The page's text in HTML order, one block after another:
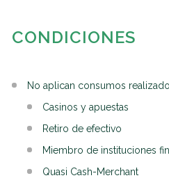
CONDICIONES
No aplican consumos
Casinos y apuestas
Retiro de efectivo
Miembro de instituciones
Quasi Cash-Merchant